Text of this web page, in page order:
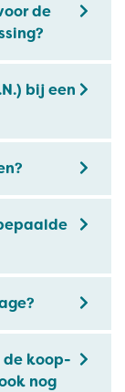
de
bij een
de koop-
nog